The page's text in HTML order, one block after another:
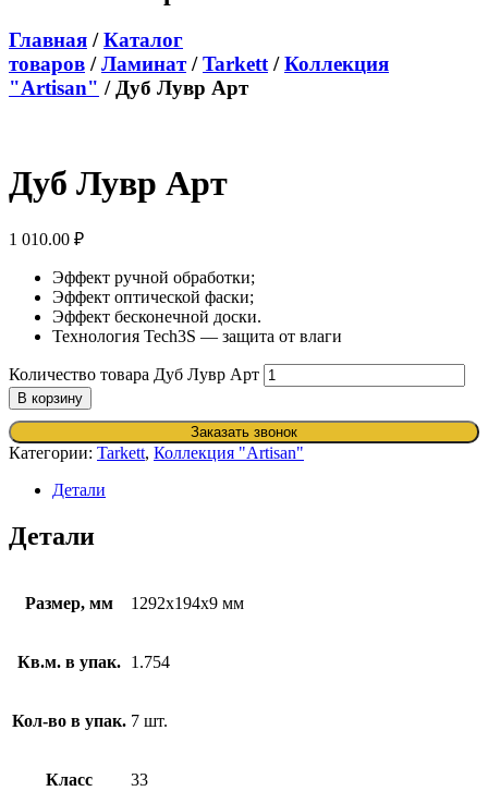
Главная /Каталог
товаров /Ламинат/Tarkett /Коллекция
"Artisan" / Дуб Лувр Арт
Дуб Лувр Арт
1 010.00 ₽
Эффект ручной обработки;
Эффект оптической фаски;
Эффект бесконечной доски.
Технология Tech3S — защита от влаги
Количество товара Дуб Лувр Арт
В корзину
Заказать звонок
Категории: Tarkett, Коллекция "Artisan"
Детали
Детали
Размер, мм 1292x194x9 мм
Кв.м. в упак. 1.754
Кол-во в упак. 7 шт.
Класс 33